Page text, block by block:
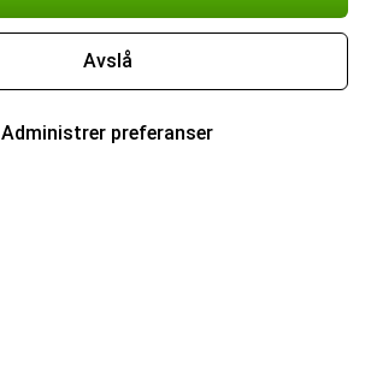
Avslå
Administrer preferanser